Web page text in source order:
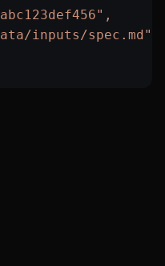
inputs/spec.md"